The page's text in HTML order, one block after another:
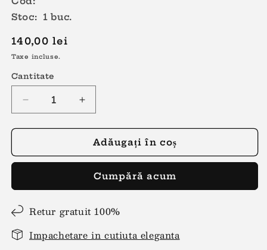
Stoc: 1 buc.
Preț
obișnuit
140,00 lei
Taxe incluse.
Cantitate
Reduceți
cantitatea
pentru
lungi
Creșteți
cantitatea
pentru
Cercei
lungi
albastre
Adăugați în coș
Cumpără acum
Retur gratuit 100%
Impachetare in cutiuta eleganta